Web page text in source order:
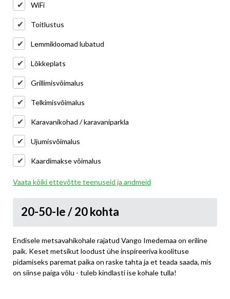
WiFi
Toitlustus
Lemmikloomad lubatud
Lõkkeplats
Grillimisvõimalus
Telkimisvõimalus
Karavanikohad / karavaniparkla
Ujumisvõimalus
Kaardimakse võimalus
Vaata kõiki ettevõtte teenuseid ja andmeid
20-50-le / 20 kohta
Endisele metsavahikohale rajatud Vango Imedemaa on eriline
paik. Keset metsikut loodust ühe inspireeriva koolituse
pidamiseks paremat paika on raske tahta ja et teada saada, mis
on siinse paiga võlu - tuleb kindlasti ise kohale tulla!